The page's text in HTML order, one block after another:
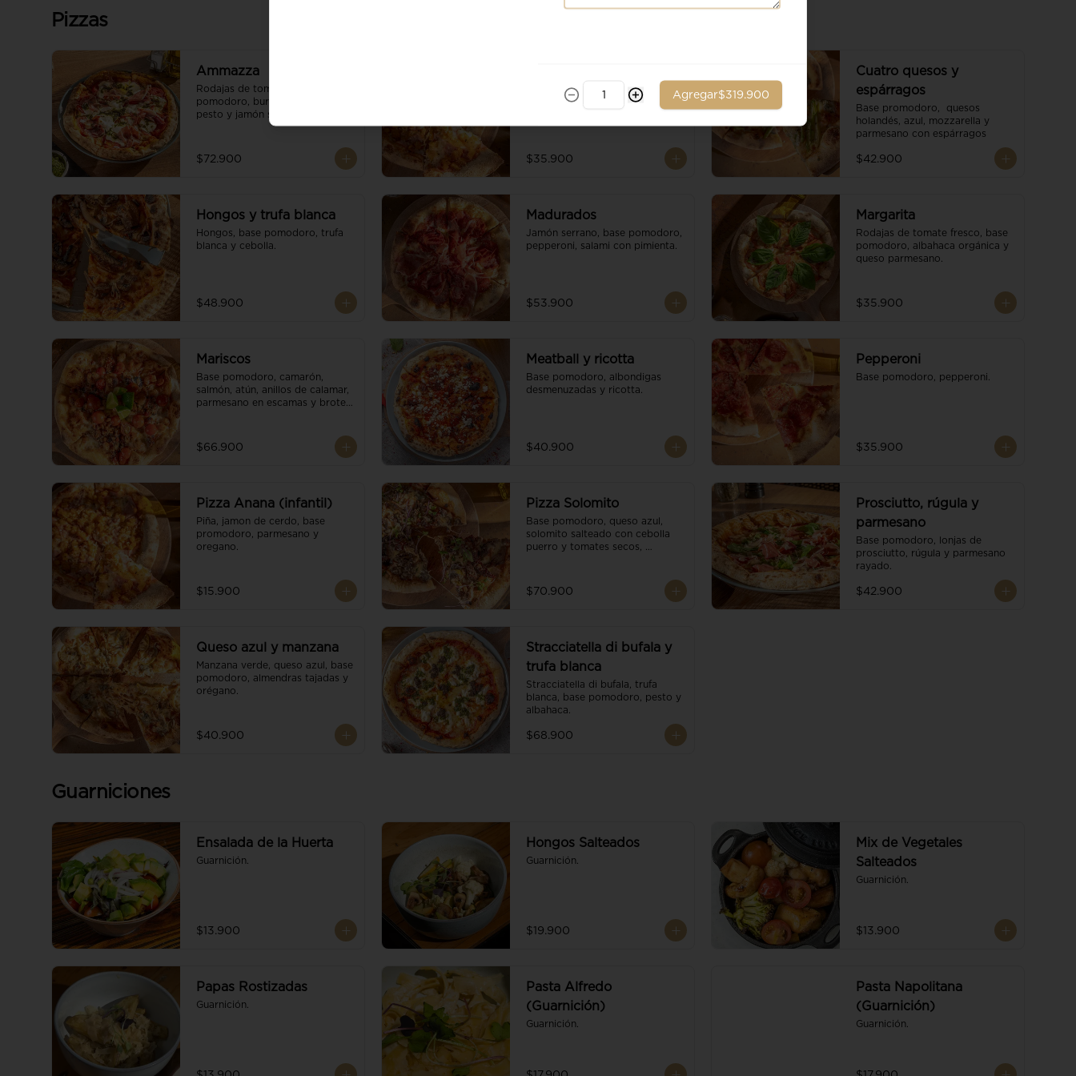
Pizzas
Ammazza
Rodajas de tomate fresco, base
pomodoro, burrata cremoso,
pesto y jamón serrano.
$72.900
Piña, jamon de cerdo, base
pomodoro, escamas de
$35.900
Cuatro quesos y
espárragos
Base promodoro,  quesos
holandés, azul, mozzarella y
parmesano con espárragos
$42.900
Hongos y trufa blanca
Hongos, base pomodoro, trufa
blanca y cebolla.
$48.900
Madurados
Jamón serrano, base pomodoro,
pepperoni, salami con pimienta.
$53.900
Margarita
Rodajas de tomate fresco, base
pomodoro, albahaca orgánica y
queso parmesano.
$35.900
Mariscos
Base pomodoro, camarón,
salmón, atún, anillos de calamar,
parmesano en escamas y brotes
$66.900
Meatball y ricotta
Base pomodoro, albondigas
desmenuzadas y ricotta.
$40.900
Pepperoni
Base pomodoro, pepperoni.
$35.900
Pizza Anana (infantil)
Piña, jamon de cerdo, base
promodoro, parmesano y
oregano.
$15.900
Pizza Solomito
Base pomodoro, queso azul,
solomito salteado con cebolla
puerro y tomates secos,
$70.900
Prosciutto, rúgula y
parmesano
Base pomodoro, lonjas de
prosciutto, rúgula y parmesano
rayado.
$42.900
Queso azul y manzana
Manzana verde, queso azul, base
pomodoro, almendras tajadas y
orégano.
$40.900
Stracciatella di bufala y
trufa blanca
Stracciatella di bufala, trufa
blanca, base pomodoro, pesto y
albahaca.
$68.900
Guarniciones
Ensalada de la Huerta
Guarnición.
$13.900
Hongos Salteados
Guarnición.
$19.900
Mix de Vegetales
Salteados
Guarnición.
$13.900
Papas Rostizadas
Guarnición.
Pasta Alfredo
(Guarnición)
Guarnición.
Pasta Napolitana
(Guarnición)
Guarnición.
Agregar$319.900